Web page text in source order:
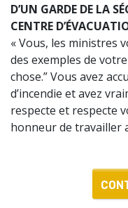
D’UN GARDE DE LA
CENTRE
« Vous, les ministres
des exemples de votre
chose.” Vous avez
d’incendie et avez
respecte et respecte
honneur de travailler